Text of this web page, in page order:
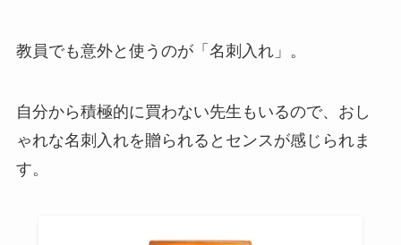
教員でも意外と使うのが「名刺入れ」。
自分から積極的に買わない先生もいるので、おし
ゃれな名刺入れを贈られるとセンスが感じられま
す。